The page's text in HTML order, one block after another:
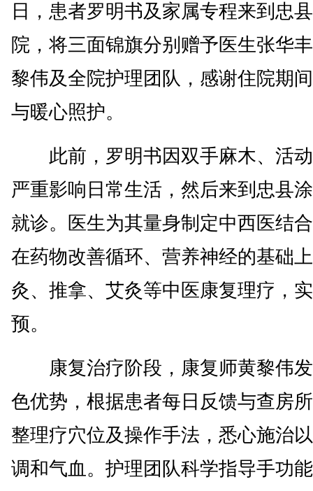
日，患者罗明书及家属专程来到忠
院，将三面锦旗分别赠予医生张华
黎伟及全院护理团队，感谢住院期
与暖心照护。
此前，罗明书因双手麻木、活动
严重影响日常生活，然后来到忠县
就诊。医生为其量身制定中西医结
在药物改善循环、营养神经的基础
灸、推拿、艾灸等中医康复理疗，
预。
康复治疗阶段，康复师黄黎伟发
色优势，根据患者每日反馈与查房
整理疗穴位及操作手法，悉心施治
调和气血。护理团队科学指导手功